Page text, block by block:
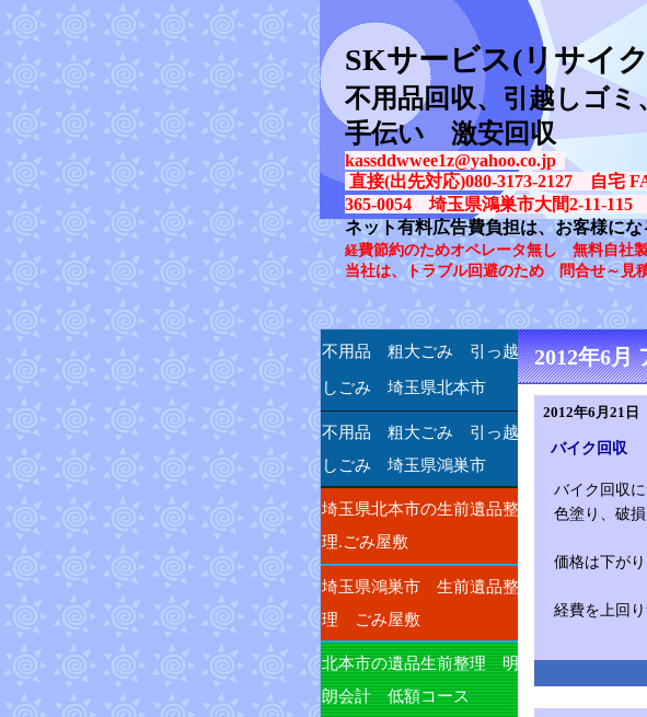
SKサービス(リサイ
不用品回収、引越しゴ
手伝い 激安回収
kassddwwee1z@yahoo.co.jp
直接(出先対応)080-3173-2127 自宅
365-0054 埼玉県鴻巣市大間2-11-115
ネット有料広告費負担は、お客様
経費節約のためオペレータ無し 無料自社
当社は、トラブル回避のため 問合せ～見
2012年6月
2012年6月21
バイク回収
バイク回収
色塗り、破
価格は下が
経費を上回
不用品 粗大ごみ 引っ越
しごみ 埼玉県北本市
不用品 粗大ごみ 引っ越
しごみ 埼玉県鴻巣市
埼玉県北本市の生前遺品整
理.ごみ屋敷
埼玉県鴻巣市 生前遺品整
理 ごみ屋敷
北本市の遺品生前整理 明
朗会計 低額コース